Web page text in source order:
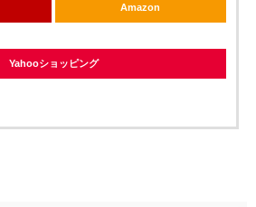
Amazon
Yahooショッピング